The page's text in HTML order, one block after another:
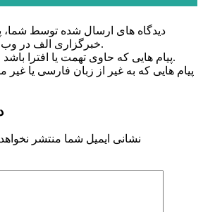
دیدگاه های ارسال شده توسط شما،
خبرگزاری الف در وب منتشر خواهد شد.
پیام هایی که حاوی تهمت یا افترا باشد منتشر نخواهد شد.
پیام هایی که به غیر از زبان فارسی یا غیر
نشانی ایمیل شما منتشر